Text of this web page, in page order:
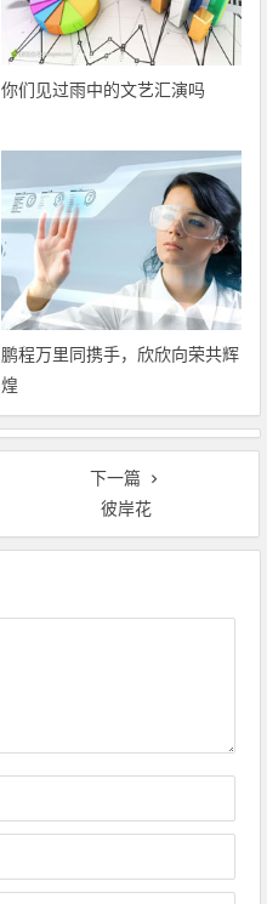
你们见过雨中的文艺汇演吗
鹏程万里同携手，欣欣向荣共辉
煌
下一篇
彼岸花